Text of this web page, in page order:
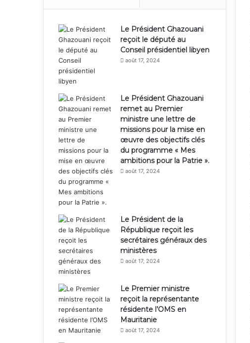
Le Président Ghazouani
reçoit le député au
Conseil présidentiel libyen
août 17, 2024
Le Président Ghazouani
remet au Premier
ministre une lettre de
missions pour la mise en
œuvre des objectifs clés
du programme « Mes
ambitions pour la Patrie ».
août 17, 2024
Le Président de la
République reçoit les
secrétaires généraux des
ministères
août 17, 2024
Le Premier ministre
reçoit la représentante
résidente l’OMS en
Mauritanie
août 17, 2024